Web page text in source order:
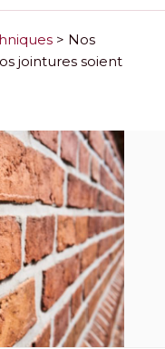
> Nos
jointures soient